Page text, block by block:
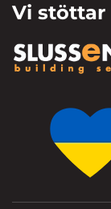
Vi stöttar